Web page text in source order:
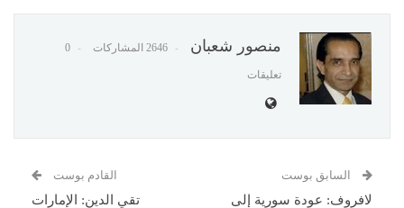
منصور شعبان 2646 المشاركات 0
تعليقات
السابق بوست
لافروف: عودة سورية إلى
القادم بوست
تقي الدين: الإمارات